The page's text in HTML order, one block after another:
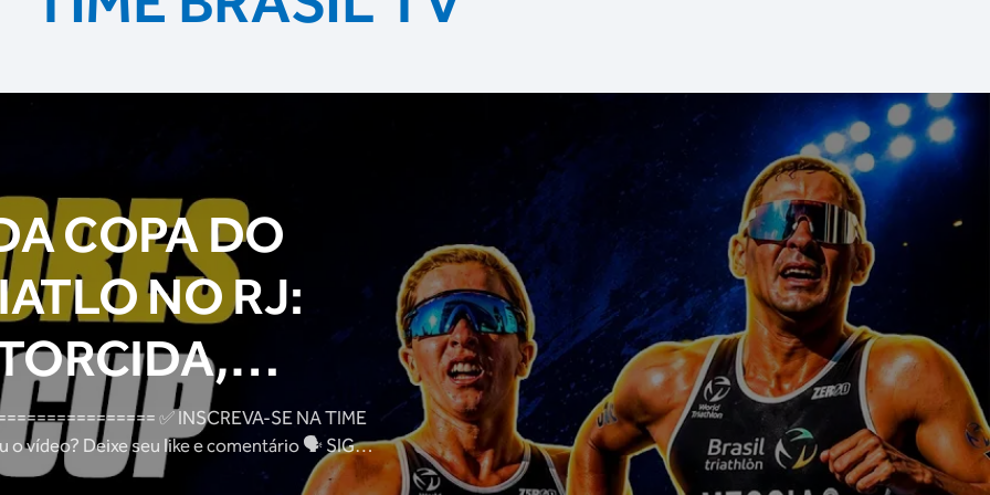
COPA DO
NO RJ:
E
✅ INSCREVA-SE NA TIME